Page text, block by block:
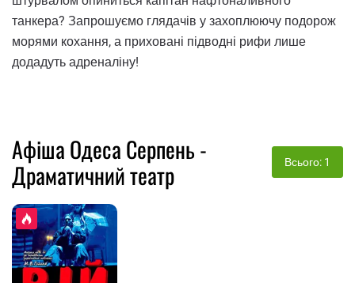
танкера? Запрошуємо глядачів у захоплюючу подорож
морями кохання, а приховані підводні рифи лише
додадуть адреналіну!
Афіша Одеса Серпень -
Драматичний театр
Всього: 1